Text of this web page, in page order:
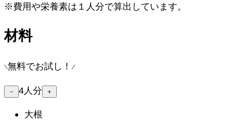
※費用や栄養素は １人分で算出しています。
材料
無料でお試し！
－ 4人分 ＋
大根